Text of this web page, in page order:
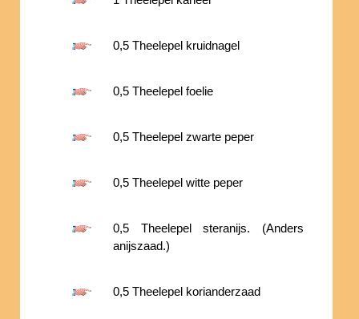
0,5 Theelepel kruidnagel
0,5 Theelepel foelie
0,5 Theelepel zwarte peper
0,5 Theelepel witte peper
0,5 Theelepel steranijs. (Anders
anijszaad.)
0,5 Theelepel korianderzaad